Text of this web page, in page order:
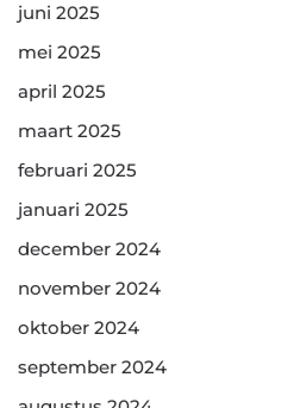
juni 2025
mei 2025
april 2025
maart 2025
februari 2025
januari 2025
december 2024
november 2024
oktober 2024
september 2024